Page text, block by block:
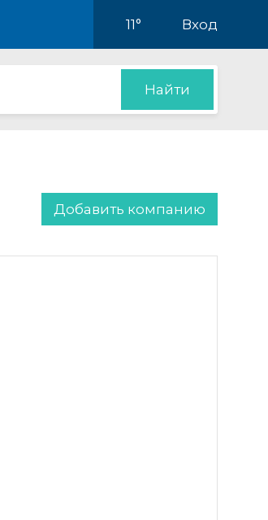
11° Вход
Найти
Добавить компанию